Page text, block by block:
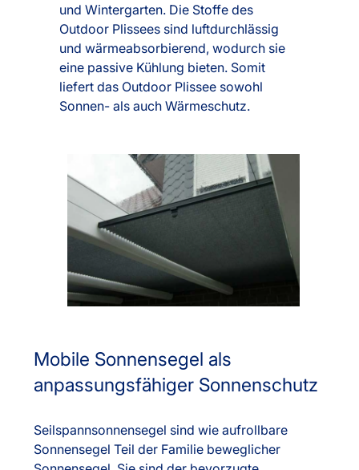
und Wintergarten. Die Stoffe des
Outdoor Plissees sind luftdurchlässig
und wärmeabsorbierend, wodurch sie
eine passive Kühlung bieten. Somit
liefert das Outdoor Plissee sowohl
Sonnen- als auch Wärmeschutz.
Mobile Sonnensegel als
anpassungsfähiger Sonnenschutz
Seilspannsonnensegel sind wie aufrollbare
Sonnensegel Teil der Familie beweglicher